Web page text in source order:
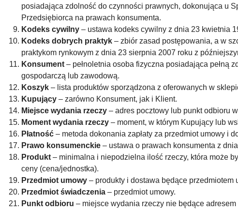
posiadająca zdolność do czynności prawnych, dokonująca u
Przedsiębiorca na prawach konsumenta.
Kodeks cywilny – ustawa kodeks cywilny z dnia 23 kwietnia
Kodeks dobrych praktyk – zbiór zasad postępowania, a w
praktykom rynkowym z dnia 23 sierpnia 2007 roku z
Konsument – pełnoletnia osoba fizyczna posiadająca pełną
gospodarczą lub zawodową.
Koszyk – lista produktów sporządzona z oferowanych w
Kupujący – zarówno Konsument, jak i Klient.
Miejsce wydania rzeczy – adres pocztowy lub punkt odbioru
Moment wydania rzeczy – moment, w którym Kupujący lub
Płatność – metoda dokonania zapłaty za przedmiot umowy i
Prawo konsumenckie – ustawa o prawach konsumenta z
Produkt – minimalna i niepodzielna ilość rzeczy, która może
ceny (cena/jednostka).
Przedmiot umowy – produkty i dostawa będące przedmiotem
Przedmiot świadczenia – przedmiot umowy.
Punkt odbioru – miejsce wydania rzeczy nie będące